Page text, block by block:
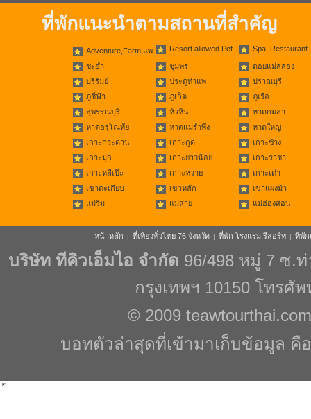
ที่พักแนะนำตามสถานที่สำคัญ
Adventure,Farm,แพ Resort allowed Pet Spa, Restaurant
ชะอำ ชุมพร
ดอยแม่สลอง
บุรีรัมย์
ประตูท่าแพ
ปราณบุรี
ภูชี้ฟ้า
ภูเก็ต
ภูเรือ
สุพรรณบุรี
หัวหิน
หาดกมลา
หาดอรุโณทัย
หาดแม่รำพึง
หาดใหญ่
เกาะกระดาน
เกาะกูด
เกาะช้าง
เกาะมุก
เกาะยาวน้อย
เกาะราชา
เกาะหลีเป๊ะ
เกาะหวาย
เกาะเต่า
เขาตะเกียบ
เขาหลัก
เขาแผงม้า
แม่ริม
แม่สาย แม่ฮ่องสอน
หน้าหลัก | ที่เที่ยวทั่วไทย 76 จังหวัด | ที่พัก โรงแรม รีสอร์ท | ที่พัก
บริษัท ทีคิวเอ็มไอ จำกัด 96/498 หมู่ 7 ซ.
กรุงเทพฯ 10150 โทรศั
© 2009 teawtourthai.com
บอทตัวล่าสุดที่เข้ามาเก็บข้อมูล คือ